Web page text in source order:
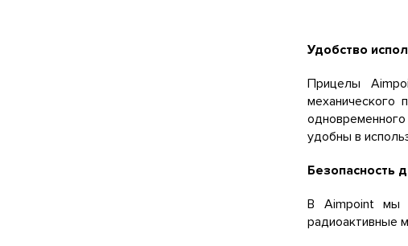
Удобство
Прицелы
механического
удобны в
Безопасность
В Aimpoint мы
радиоактивные